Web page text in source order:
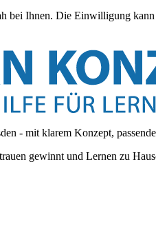
bei Ihnen. Die Einwilligung
- mit klarem Konzept,
gewinnt und Lernen zu